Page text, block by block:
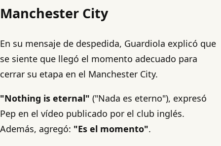
Manchester City
En su mensaje de despedida, Guardiola explicó que
se siente que llegó el momento adecuado para
cerrar su etapa en el Manchester City.
"Nothing is eternal" ("Nada es eterno"), expresó
Pep en el vídeo publicado por el club inglés.
Además, agregó: "Es el momento".